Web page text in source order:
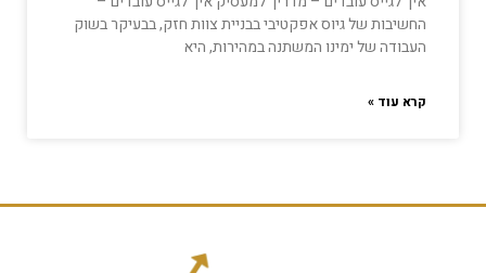
החשיבות של גיוס אפקטיבי בבניית צוות חזק, בבעיקר בשוק
העבודה של ימינו המשתנה במהירות, היא
קרא עוד »